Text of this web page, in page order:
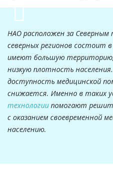
НАО расположен за Северным
северных регионов состоит
имеют большую территорию,
низкую плотность
доступность медицинской
снижается. Именно в таких
технологии помогают
с оказанием своевременной
населению.